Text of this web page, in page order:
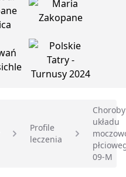
Profile
leczenia
Choroby
układu
09-M